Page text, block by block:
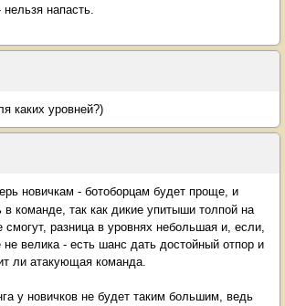
напасть.
каких уровней?)
новичкам - ботоборцам будет проще, и
команде, так как дикие упитыши толпой на
смогут, разница в уровнях небольшая и, если,
не велика - есть шанс дать достойный отпор и
ли атакующая команда.
у новичков не будет таким большим, ведь